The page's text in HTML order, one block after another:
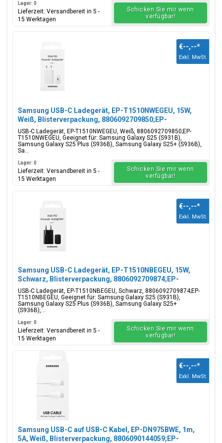
Lager: 0
Lieferzeit: Versandbereit in 5 -
15 Werktagen
Schicken Sie mir wenn
verfügbar!
Samsung USB-C Ladegerät, EP-T1510NWEGEU, 15W,
Weiß, Blisterverpackung, 8806092709850;EP-
T1510NWEGEU
USB-C Ladegerät, EP-T1510NWEGEU, Weiß, 8806092709850;EP-
T1510NWEGEU, Geeignet für: Samsung Galaxy S25 (S931B),
Samsung Galaxy S25 Plus (S936B), Samsung Galaxy S25+ (S936B),
Sa...
€--,--*
Exkl. MwSt.
Lager: 0
Lieferzeit: Versandbereit in 5 -
15 Werktagen
Schicken Sie mir wenn
verfügbar!
Samsung USB-C Ladegerät, EP-T1510NBEGEU, 15W,
Schwarz, Blisterverpackung, 8806092709874;EP-
T1510NBEGEU
USB-C Ladegerät, EP-T1510NBEGEU, Schwarz, 8806092709874;EP-
T1510NBEGEU, Geeignet für: Samsung Galaxy S25 (S931B),
Samsung Galaxy S25 Plus (S936B), Samsung Galaxy S25+
(S936B),...
€--,--*
Exkl. MwSt.
Lager: 0
Lieferzeit: Versandbereit in 5 -
15 Werktagen
Schicken Sie mir wenn
verfügbar!
Samsung USB-C auf USB-C Kabel, EP-DN975BWE, 1m,
5A, Weiß, Blisterverpackung, 8806090144059;EP-
€--,--*
Exkl. MwSt.